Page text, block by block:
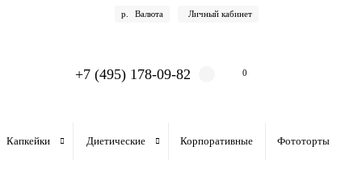
р. Валюта Личный кабинет
+7 (495) 178-09-82 0
Капкейки Диетические Корпоративные Фототорты